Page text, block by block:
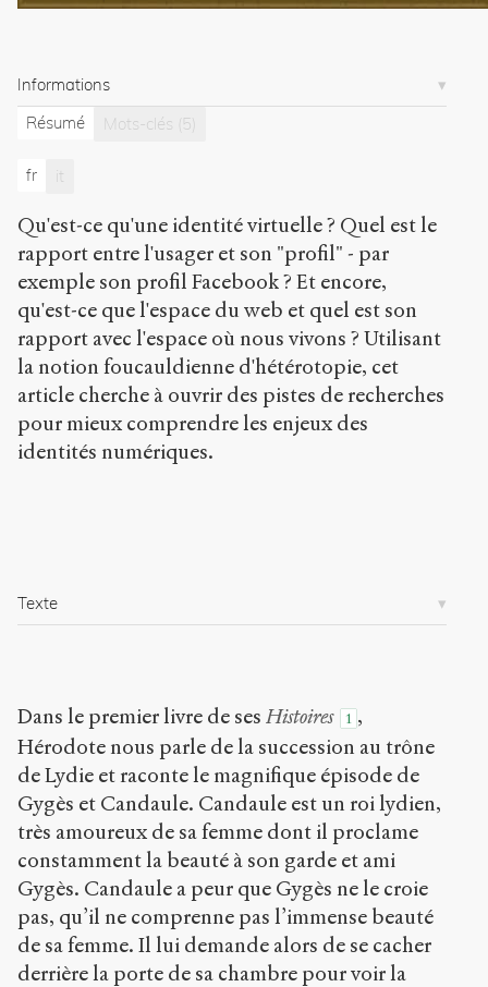
b
.
o
r
/
r
t
i
c
l
e
s
/
9
1
/
référence
Bibtex
Commons
Attribution-
NonCommercial-
ShareAlike 4.0
International
(CC BY-NC-SA
4.0) Sens-Public,
2012
Accéder
à la
version
Informations
Résumé
Mots-clés (5)
fr it
Qu'est-ce qu'une identité virtuelle ? Quel est le
rapport entre l'usager et son "profil" - par
exemple son profil Facebook ? Et encore,
qu'est-ce que l'espace du web et quel est son
rapport avec l'espace où nous vivons ? Utilisant
la notion foucauldienne d'hétérotopie, cet
article cherche à ouvrir des pistes de recherches
pour mieux comprendre les enjeux des
identités numériques.
Texte
Dans le premier livre de ses Histoires 1 ,
Hérodote nous parle de la succession au trône
de Lydie et raconte le magnifique épisode de
Gygès et Candaule. Candaule est un roi lydien,
très amoureux de sa femme dont il proclame
constamment la beauté à son garde et ami
Gygès. Candaule a peur que Gygès ne le croie
pas, qu’il ne comprenne pas l’immense beauté
de sa femme. Il lui demande alors de se cacher
derrière la porte de sa chambre pour voir la